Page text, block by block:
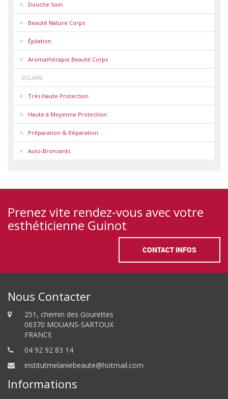
Douche Soin
Beauté Nature Corps
Épilation
Aromathérapie Beauté Corps
SOLAIRE
Très Haute Protection
Haute à Moyenne Protection
Préparation & Réparation
Auto-Bronzants
Prenez vite rendez-vous avec votre
esthéticienne Guinot
CONTACT INFOS
Nous Contacter
251, chemin des Gourettes
06370 MOUANS-SARTOUX
FRANCE
04 92 92 83 14
institutmelaniebeaute@hotmail.com
Informations